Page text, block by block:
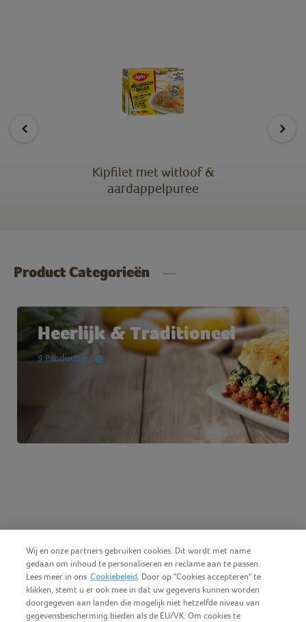
Kipfilet met witloof &
aardappelpuree
Product Categorieën
Heerlijk & Traditioneel
9 Producten
Wij en onze partners gebruiken cookies. Dit wordt met name
gedaan om inhoud te personaliseren en reclame aan te passen.
Lees meer in ons Cookiebeleid. Door op "Cookies accepteren" te
klikken, stemt u er ook mee in dat uw gegevens kunnen worden
doorgegeven aan landen die mogelijk niet hetzelfde niveau van
gegevensbescherming bieden als de EU/VK. Om cookies te